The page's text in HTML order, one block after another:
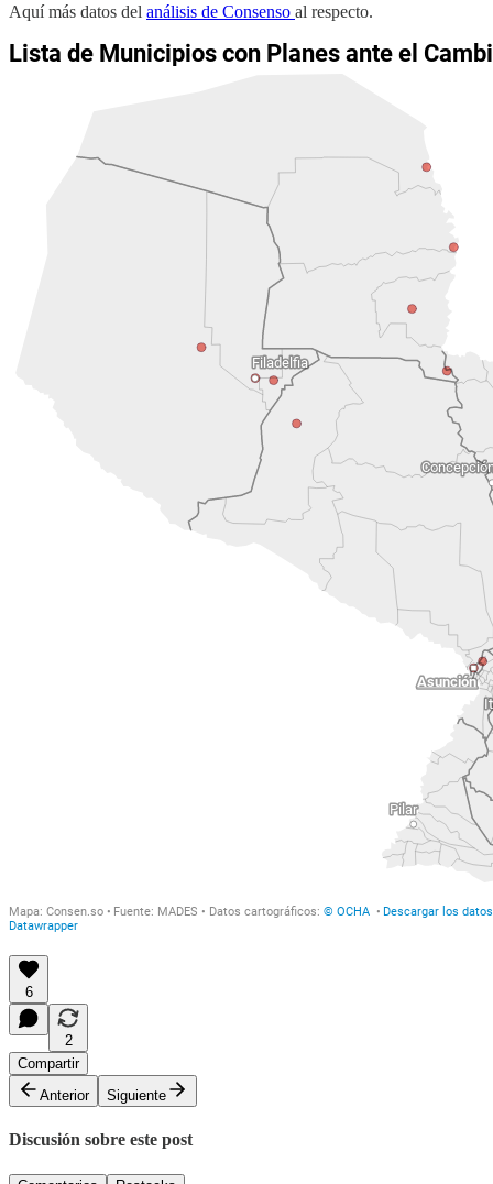
Aquí más datos del análisis de Consenso al respecto.
6
2
Compartir
Anterior
Siguiente
Discusión sobre este post